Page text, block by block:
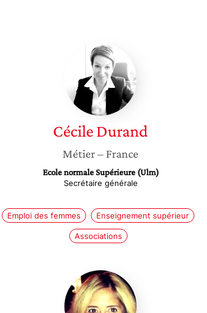
Cécile
Durand
CécileDurand
Métier– France
Ecole normale Supérieure (Ulm)
Secrétaire générale
Emploi des femmes Enseignement supérieur
Associations
Nathalie
Sennegon-
Nataf